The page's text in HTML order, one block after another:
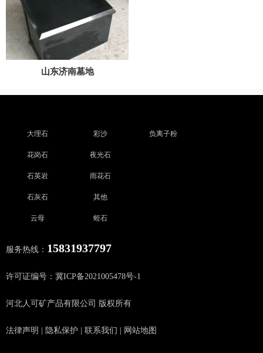
山东济南墓地
法律声明 隐私保护 联系我们 网站地图
河北人可矿产品有限公司 版权所有
许可证编号：冀ICP备2021005478号-1
服务热线： 15831937797
大理石
花岗石
石英岩
石灰石
云母
彩沙
夜光石
雨花石
其他
蛭石
负离子粉